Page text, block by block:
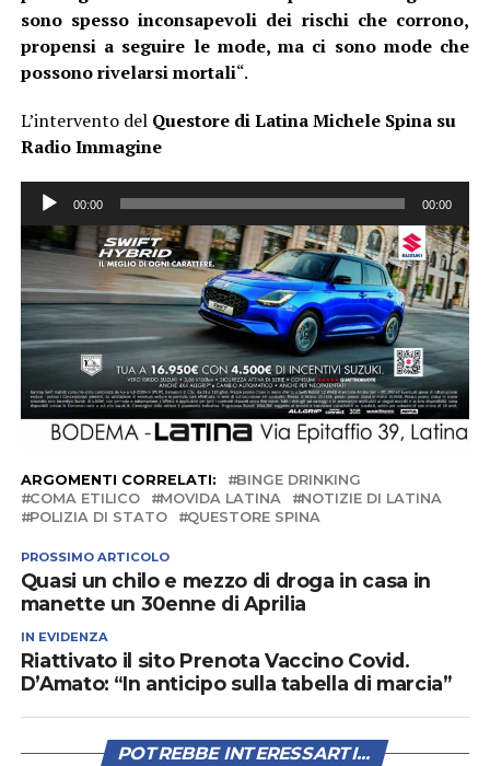
sono spesso inconsapevoli dei rischi che corrono,
propensi a seguire le mode, ma ci sono mode che
possono rivelarsi mortali“.
L’intervento del Questore di Latina Michele Spina su
Radio Immagine
Audio
00:00 00:00
ARGOMENTI CORRELATI:
BINGE DRINKING
COMA ETILICO
MOVIDA LATINA
NOTIZIE DI LATINA
POLIZIA DI STATO
QUESTORE SPINA
PROSSIMO ARTICOLO
Quasi un chilo e mezzo di droga in casa in
manette un 30enne di Aprilia
IN EVIDENZA
Riattivato il sito Prenota Vaccino Covid.
D’Amato: “In anticipo sulla tabella di marcia”
POTREBBE INTERESSARTI...